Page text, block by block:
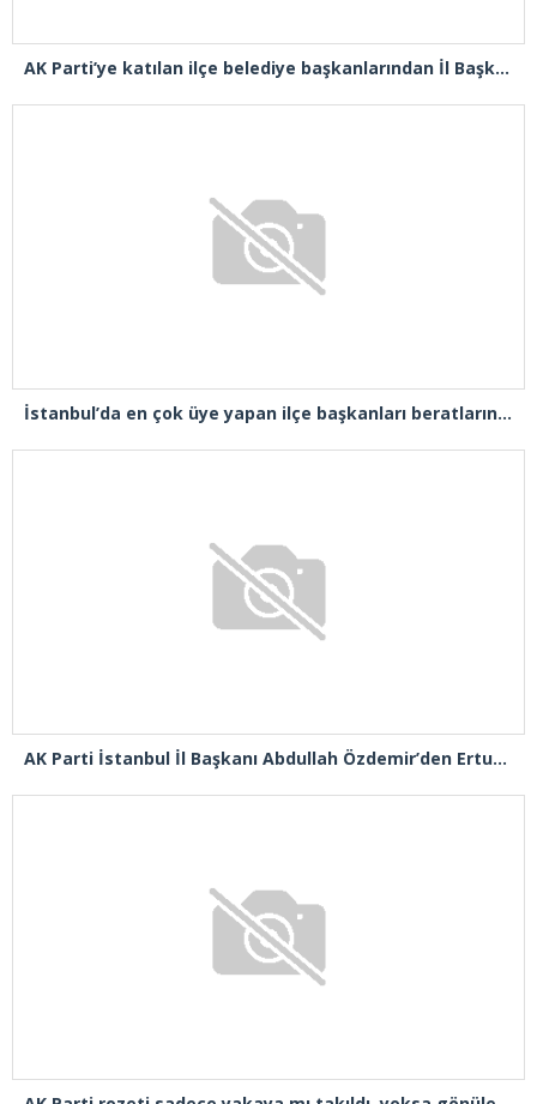
AK Parti’ye katılan ilçe belediye başkanlarından İl Başkanı Özdemir’e ziyaret
İstanbul’da en çok üye yapan ilçe başkanları beratlarını Cumhurbaşkanı Erdoğan’ın elinden aldı
AK Parti İstanbul İl Başkanı Abdullah Özdemir’den Ertuğrul Özkök’e “Franco” tepkisi